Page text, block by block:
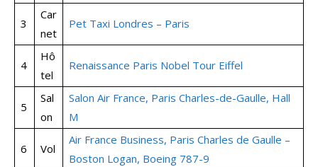
3
Car
net
Pet Taxi Londres – Paris
4
Hô
tel
Renaissance Paris Nobel Tour Eiffel
5
Sal
on
Salon Air France, Paris Charles-de-Gaulle, Hall
M
6 Vol
Air France Business, Paris Charles de Gaulle –
Boston Logan, Boeing 787-9